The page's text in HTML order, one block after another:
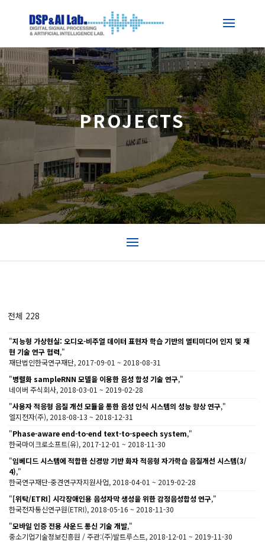
PROJECTS
전체 228
"지능형 가상현실: 오디오-비주얼 데이터 표현자 학습 기반의 멀티미디어 인지 및 재
현 기술 연구 협력,"
재단법인한국연구재단, 2017-09-01 ~ 2018-08-31
"병렬화 sampleRNN 모델을 이용한 음성 합성 기술 연구,"
네이버 주식회사, 2018-03-01 ~ 2019-02-28
"사용자 적응형 음질 개선 모듈을 통한 음성 인식 시스템의 성능 향상 연구,"
엘지전자(주), 2018-08-13 ~ 2018-12-31
"Phase-aware end-to-end text-to-speech system,"
한국마이크로소프트(유), 2017-12-01 ~ 2018-11-30
"임베디드 시스템에 적합한 신경망 기반 화자 적응형 자가학습 음질개선 시스템(3/
4),"
한국연구재단-중견연구자지원사업, 2018-04-01 ~ 2019-02-28
"[위탁/ETRI] 시각장애인용 음성자막 생성을 위한 감정음성합성 연구,"
한국전자통신연구원(ETRI), 2018-05-16 ~ 2018-11-30
"모바일 인증 전용 사운드 통신 기술 개발,"
중소기업기술정보진흥원 / 주관:(주)발트루스트, 2018-12-01 ~ 2019-11-30